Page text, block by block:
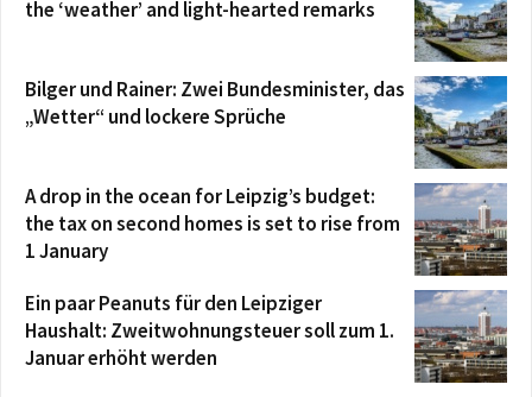
the ‘weather’ and light-hearted remarks
Bilger und Rainer: Zwei Bundesminister, das
„Wetter“ und lockere Sprüche
A drop in the ocean for Leipzig’s budget:
the tax on second homes is set to rise from
1 January
Ein paar Peanuts für den Leipziger
Haushalt: Zweitwohnungsteuer soll zum 1.
Januar erhöht werden